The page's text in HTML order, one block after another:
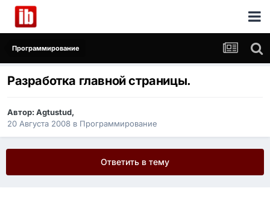
Программирование
Разработка главной страницы.
Автор:Agtustud,
20 Августа 2008 в Программирование
Ответить в тему